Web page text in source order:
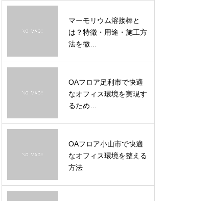
マーモリウム溶接棒と
は？特徴・用途・施工方
法を徹…
OAフロア足利市で快適
なオフィス環境を実現す
るため…
OAフロア小山市で快適
なオフィス環境を整える
方法